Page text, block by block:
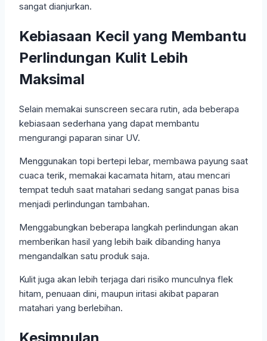
sangat dianjurkan.
Kebiasaan Kecil yang Membantu
Perlindungan Kulit Lebih
Maksimal
Selain memakai sunscreen secara rutin, ada beberapa
kebiasaan sederhana yang dapat membantu
mengurangi paparan sinar UV.
Menggunakan topi bertepi lebar, membawa payung saat
cuaca terik, memakai kacamata hitam, atau mencari
tempat teduh saat matahari sedang sangat panas bisa
menjadi perlindungan tambahan.
Menggabungkan beberapa langkah perlindungan akan
memberikan hasil yang lebih baik dibanding hanya
mengandalkan satu produk saja.
Kulit juga akan lebih terjaga dari risiko munculnya flek
hitam, penuaan dini, maupun iritasi akibat paparan
matahari yang berlebihan.